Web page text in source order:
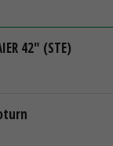
42" (STE)